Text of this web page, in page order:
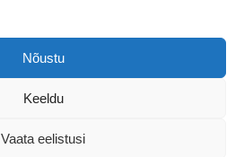
Nõustu
Keeldu
Vaata eelistusi
Tel. 53 034 304